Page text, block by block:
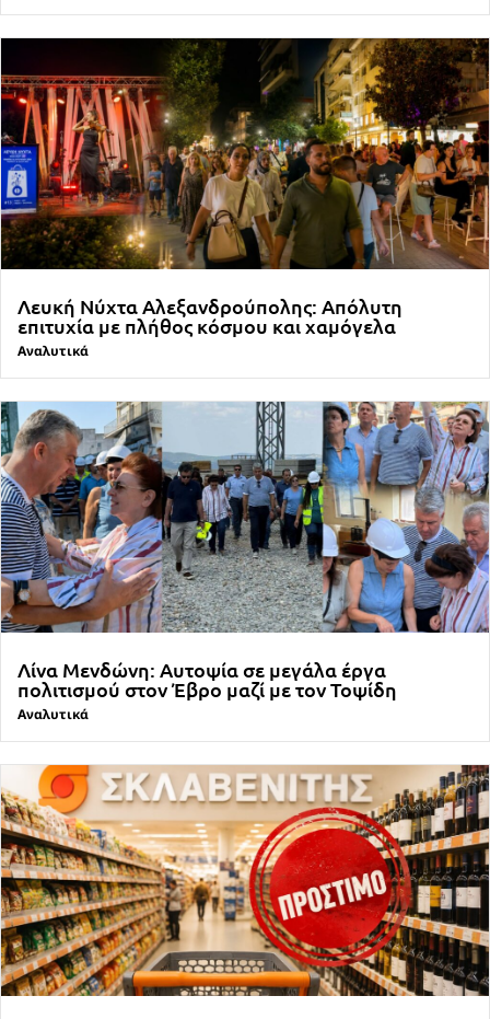
Λευκή Νύχτα Αλεξανδρούπολης: Απόλυτη
επιτυχία με πλήθος κόσμου και χαμόγελα
Αναλυτικά
Λίνα Μενδώνη: Αυτοψία σε μεγάλα έργα
πολιτισμού στον Έβρο μαζί με τον Τοψίδη
Αναλυτικά